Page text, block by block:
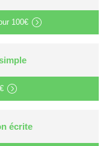
100€
écrite